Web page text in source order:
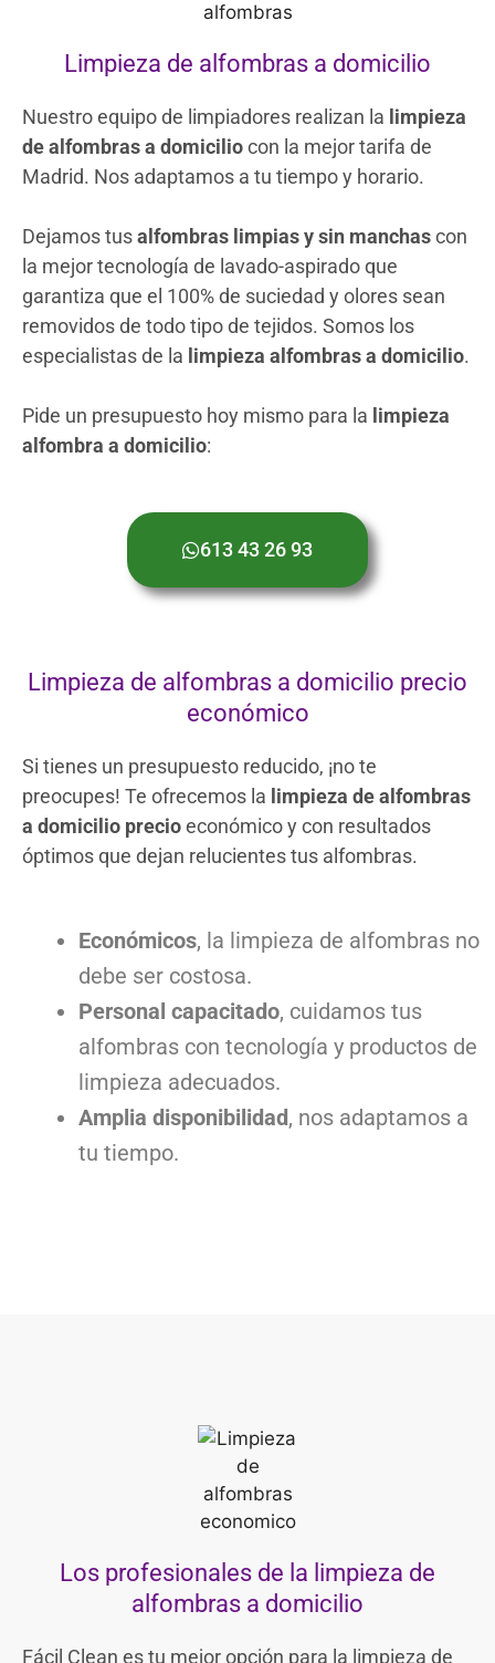
Limpieza de alfombras a domicilio
Nuestro equipo de limpiadores realizan la limpieza
de alfombras a domiciliocon la mejor tarifa de
Madrid. Nos adaptamos a tu tiempo y horario.
Dejamos tusalfombras limpias y sin manchascon
la mejor tecnología de lavado-aspirado que
garantiza que el 100% de suciedad y olores sean
removidos de todo tipo de tejidos. Somos los
especialistas de la limpieza alfombras a domicilio.
Pide un presupuesto hoy mismo para la limpieza
alfombra a domicilio:
613 43 26 93
Limpieza de alfombras a domicilio precio
económico
Si tienes un presupuesto reducido, ¡no te
preocupes! Te ofrecemos la limpieza de alfombras
a domicilio precioeconómico y con resultados
óptimos que dejan relucientes tus alfombras.
Económicos, la limpieza de alfombras no
debe ser costosa.
Personal capacitado, cuidamos tus
alfombras con tecnología y productos de
limpieza adecuados.
Amplia disponibilidad, nos adaptamos a
tu tiempo.
Los profesionales de la limpieza de
alfombras a domicilio
Fácil Clean es tu mejor opción para la limpieza de